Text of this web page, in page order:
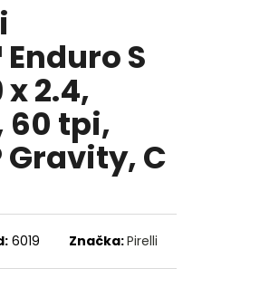
S
2.4,
60 tpi,
Gravity, C
6019 Značka:Pirelli